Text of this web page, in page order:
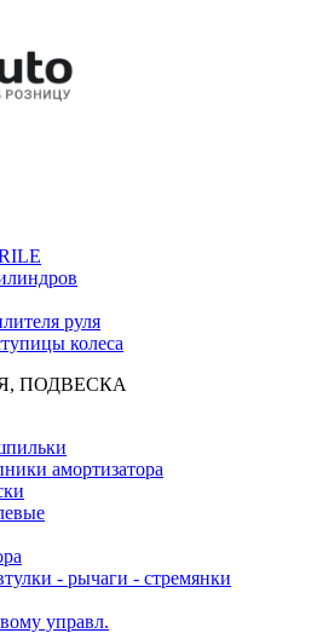
руля
колеса
ПОДВЕСКА
амортизатора
- рычаги - стремянки
управл.